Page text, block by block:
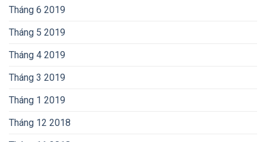
Tháng 6 2019
Tháng 5 2019
Tháng 4 2019
Tháng 3 2019
Tháng 1 2019
Tháng 12 2018